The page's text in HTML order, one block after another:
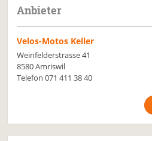
Anbieter
Velos-Motos Keller
Weinfelderstrasse 41
8580 Amriswil
Telefon071 411 38 40